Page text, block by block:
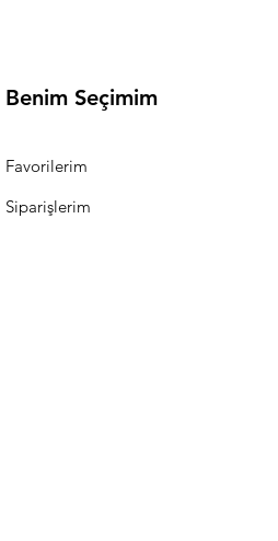
Benim Seçimim
Favorilerim
Siparişlerim